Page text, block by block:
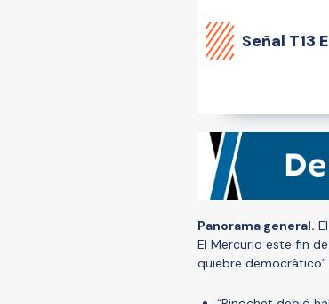
Señal T13
Panorama general.
El Mercurio este fin
quiebre democrático”.